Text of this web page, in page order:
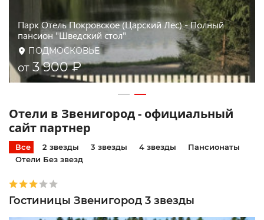
Парк Отель Покровское (Царский Лес) - Полный
пансион "Шведский стол"
ПОДМОСКОВЬЕ
от 3 900 ₽
Отели в Звенигород - официальный
сайт партнер
Все 2 звезды 3 звезды 4 звезды
Пансионаты
Отели Без звезд
Гостиницы Звенигород 3 звезды